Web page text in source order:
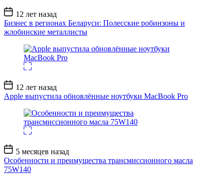
Дата
записи
12 лет назад
Бизнес в регионах Беларуси: Полесские робинзоны и
жлобинские металлисты
Дата
записи
12 лет назад
Apple выпустила обновлённые ноутбуки MacBook Pro
Дата
записи
5 месяцев назад
Особенности и преимущества трансмиссионного масла
75W140